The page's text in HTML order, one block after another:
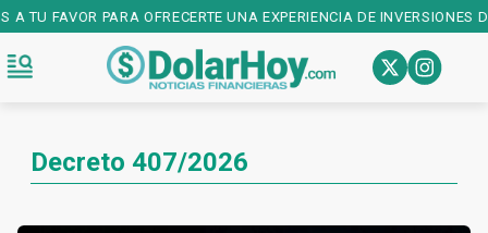
FAVOR PARA OFRECERTE UNA EXPERIENCIA DE INVERSIONES
Decreto 407/2026